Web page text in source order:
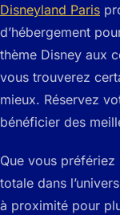
Disneyland Paris
d’hébergement
thème Disney aux
vous trouverez
mieux. Réservez
bénéficier des
Que vous
totale dans
à proximité pour